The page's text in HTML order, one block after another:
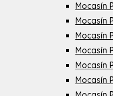
Mocasín
Mocasín
Mocasín
Mocasín
Mocasín
Mocasín